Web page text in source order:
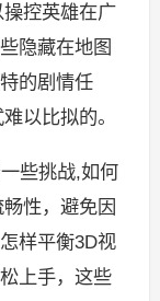
控英雄在广
隐藏在地图
的剧情任
以比拟的。
些挑战,如何
性，避免因
样平衡3D视
上手，这些